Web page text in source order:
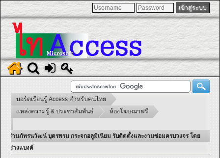
บอร์ดเรียนรู้ Access สำหรับคนไทย
แหล่งความรู้ & ประชาสัมพันธ์
ห้องโฆษณาฟรี
ร้านภัทรนวัฒน์ บุตรพรม กระจกอลูมิเนียม รับติดตั้งและงานซ่อมครบวงจร โดย
ช่างแบงค์